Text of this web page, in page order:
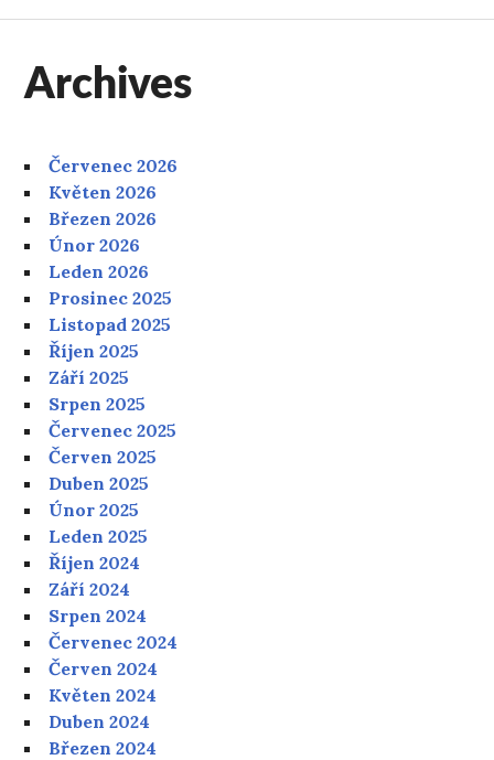
Archives
Červenec 2026
Květen 2026
Březen 2026
Únor 2026
Leden 2026
Prosinec 2025
Listopad 2025
Říjen 2025
Září 2025
Srpen 2025
Červenec 2025
Červen 2025
Duben 2025
Únor 2025
Leden 2025
Říjen 2024
Září 2024
Srpen 2024
Červenec 2024
Červen 2024
Květen 2024
Duben 2024
Březen 2024